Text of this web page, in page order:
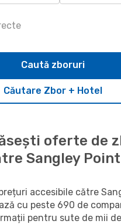
Căutare Zbor + Hotel
Caută zboruri
oferte de
Sangley Point
accesibile către
cu peste 690 de
pentru sute de mii